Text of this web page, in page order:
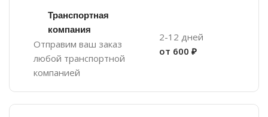
Транспортная
компания
Отправим ваш заказ
любой транспортной
компанией
2-12 дней
от 600 ₽